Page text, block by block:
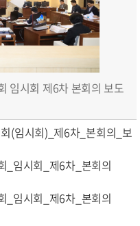
임시회 제6차 본회의 보도
(임시회)_제6차_본회의_보
_임시회_제6차_본회의
_임시회_제6차_본회의